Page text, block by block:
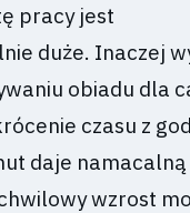
pracy jest
duże. Inaczej
obiadu dla
czasu z
daje namacalną
wzrost